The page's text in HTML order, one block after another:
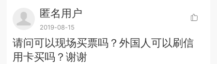
匿名用户
2019-08-15
请问可以现场买票吗？外国人可以刷信
用卡买吗？谢谢